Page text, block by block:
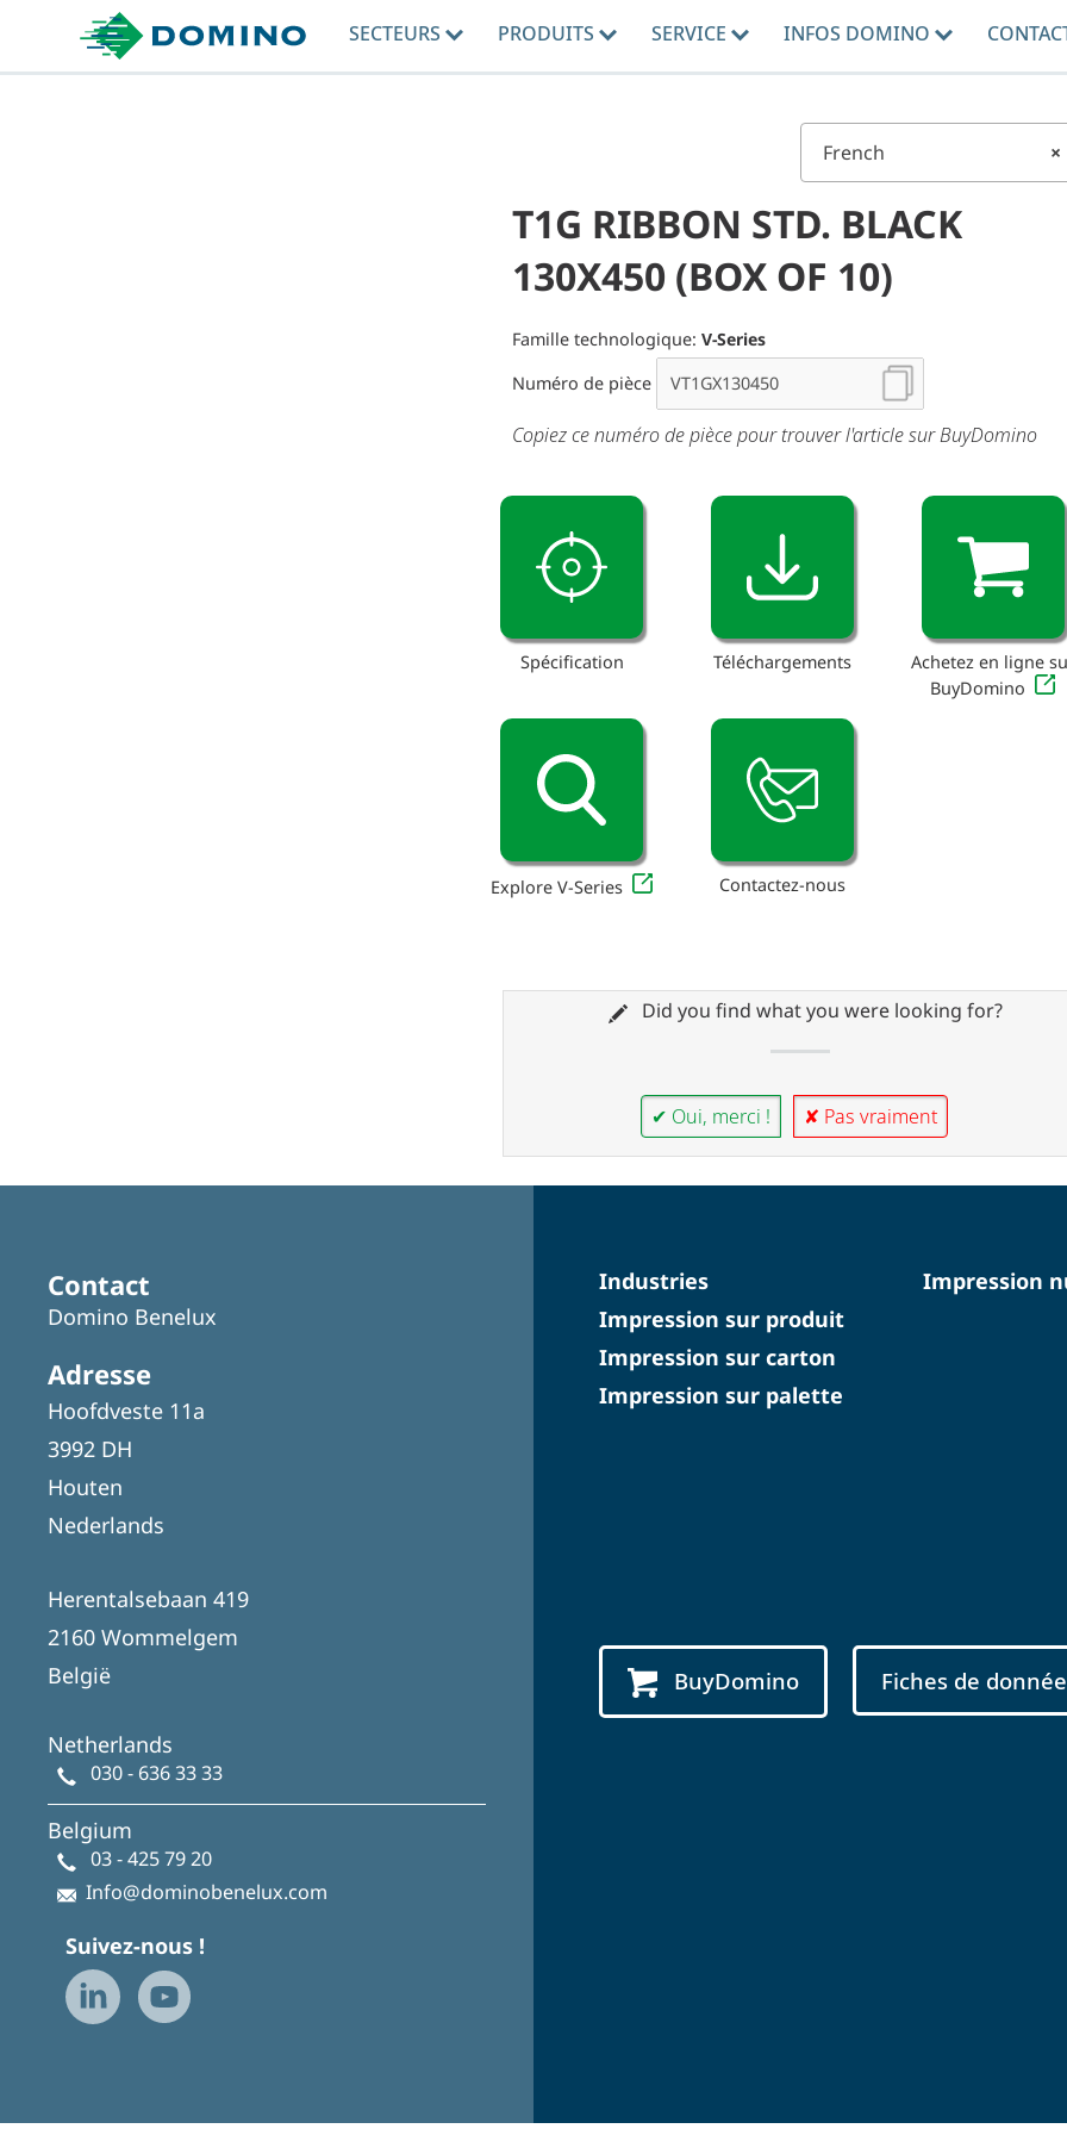
SECTEURS PRODUITS SERVICE INFOS DOMINO
×
French
T1G RIBBON STD. BLACK
130X450 (BOX OF 10)
Famille technologique: V-Series
Numéro de pièce
Copiez ce numéro de pièce pour trouver l'article sur BuyDomino
Spécification Téléchargements
Achetez en ligne
BuyDomino
Explore V-Series Contactez-nous
Did you find what you were looking for?
✔ Oui, merci ! ✘ Pas vraiment
Contact
Domino Benelux
Adresse
Hoofdveste 11a
3992 DH
Houten
Nederlands
Herentalsebaan 419
2160 Wommelgem
België
Netherlands
030 - 636 33 33
Belgium
03 - 425 79 20
Info@dominobenelux.com
Suivez-nous !
Industries
Impression sur produit
Impression sur carton
Impression sur palette
Impression
BuyDomino Fiches de